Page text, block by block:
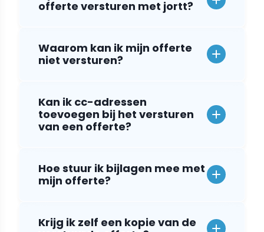
offerte versturen met jortt?
Waarom kan ik mijn offerte
niet versturen?
Kan ik cc-adressen
toevoegen bij het versturen
van een offerte?
Hoe stuur ik bijlagen mee met
mijn offerte?
Krijg ik zelf een kopie van de